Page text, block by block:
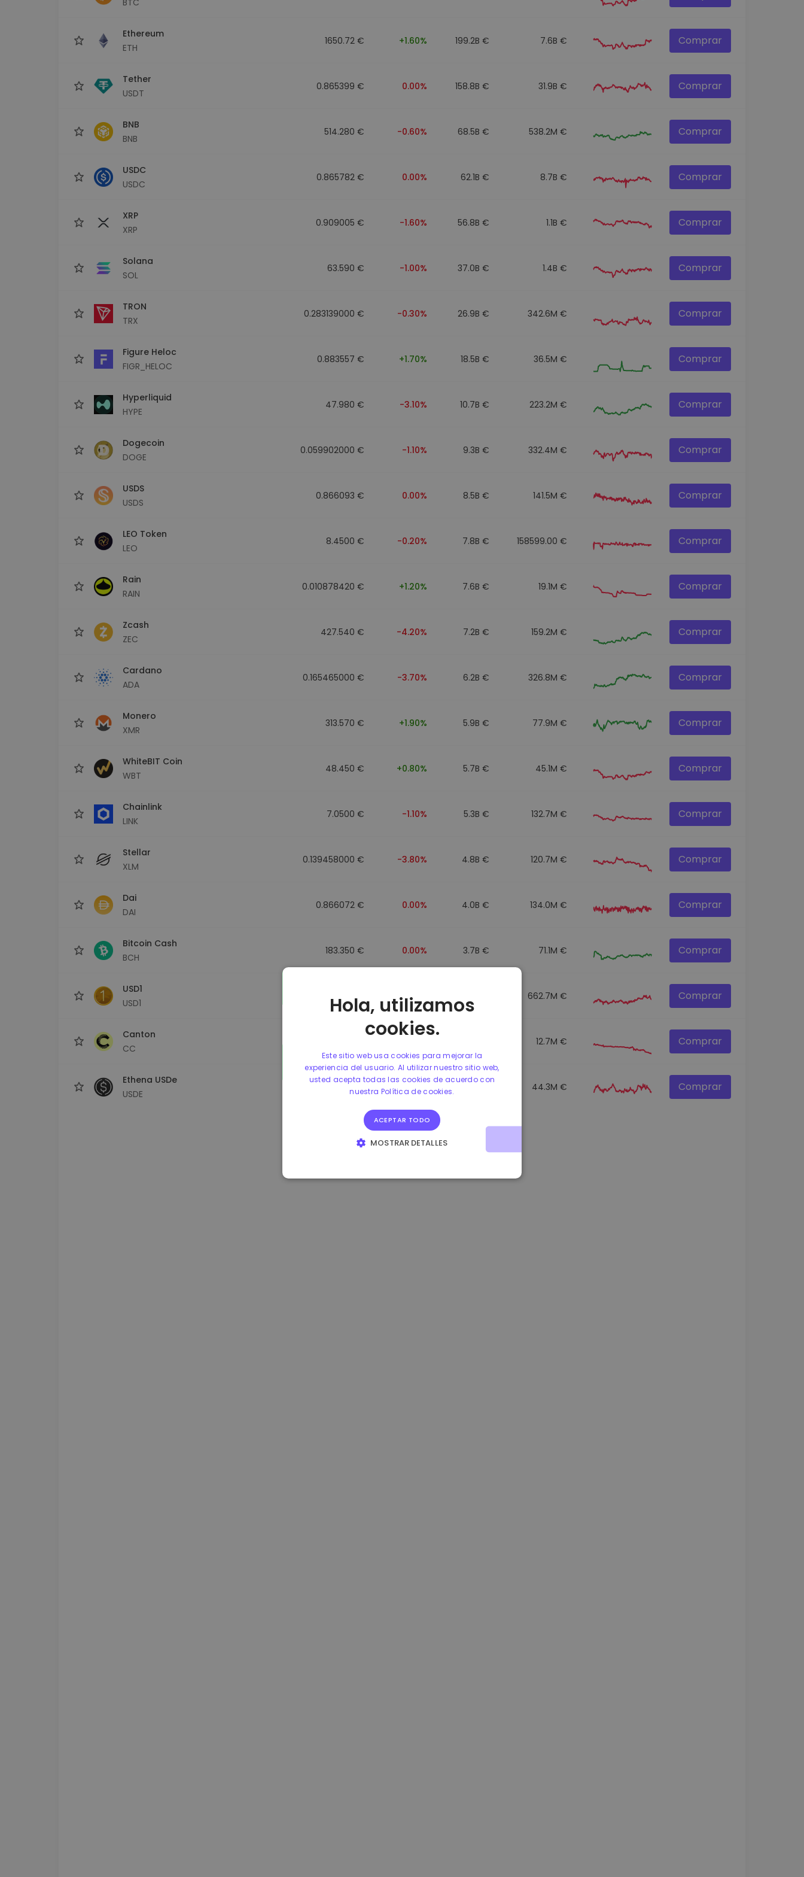
Ethereum
ETH
1650.72 € +1.60% 199.2B € 7.6B € Comprar
Tether
USDT
0.865399 € 0.00% 158.8B € 31.9B € Comprar
BNB
BNB
514.280 € -0.60% 68.5B € 538.2M € Comprar
USDC
USDC
0.865782 € 0.00% 62.1B € 8.7B € Comprar
XRP
XRP
0.909005 € -1.60% 56.8B € 1.1B € Comprar
Solana
SOL
63.590 € -1.00% 37.0B € 1.4B € Comprar
TRON
TRX
0.283139000 € -0.30% 26.9B € 342.6M € Comprar
Figure Heloc
FIGR_HELOC
0.883557 € +1.70% 18.5B € 36.5M € Comprar
Hyperliquid
HYPE
47.980 € -3.10% 10.7B € 223.2M € Comprar
Dogecoin
DOGE
0.059902000 € -1.10% 9.3B € 332.4M € Comprar
USDS
USDS
0.866093 € 0.00% 8.5B € 141.5M € Comprar
LEO Token
LEO
8.4500 € -0.20% 7.8B € 158599.00 € Comprar
Rain
RAIN
0.010878420 € +1.20% 7.6B € 19.1M € Comprar
Zcash
ZEC
427.540 € -4.20% 7.2B € 159.2M € Comprar
Cardano
ADA
0.165465000 € -3.70% 6.2B € 326.8M € Comprar
Monero
XMR
313.570 € +1.90% 5.9B € 77.9M € Comprar
WhiteBIT Coin
WBT
48.450 € +0.80% 5.7B € 45.1M € Comprar
Chainlink
LINK
7.0500 € -1.10% 5.3B € 132.7M € Comprar
Stellar
XLM
0.139458000 € -3.80% 4.8B € 120.7M € Comprar
Dai
DAI
0.866072 € 0.00% 4.0B € 134.0M € Comprar
Bitcoin Cash
BCH
183.350 € 0.00% 3.7B € 71.1M € Comprar
USD1
USD1
0.865650 € 0.00% 662.7M € Comprar
Canton
CC
12.7M € Comprar
Ethena USDe
USDE
0.865673 € -0.10% 44.3M € Comprar
Hola, utilizamos
cookies.
Este sitio web usa cookies para mejorar la
experiencia del usuario. Al utilizar nuestro sitio web,
usted acepta todas las cookies de acuerdo con
nuestra Política de cookies.
ACEPTAR TODO
MOSTRAR DETALLES